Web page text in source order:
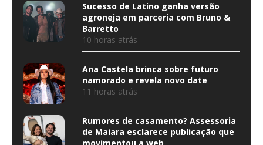
Sucesso de Latino ganha versão
agroneja em parceria com Bruno &
Barretto
10 horas atrás
Ana Castela brinca sobre futuro
namorado e revela novo date
11 horas atrás
Rumores de casamento? Assessoria
de Maiara esclarece publicação que